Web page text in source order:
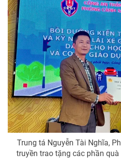
Theo dõi báo trên
Cơ quan chủ quản:Đài Truyền
Cơ quan báo chí: Thời báo VTV
Giấy phép hoạt động báo in và
cấp ngày 29/12/2023
Tổng Biên tập:Vũ Thanh Thủy
Phó Tổng Biên tập:Nguyễn Thị Mỹ
Nguyễn Trọng Ninh
Tổng đài VTV: 024.38 355 931 -
Trung tá Nguyễn Tài Nghĩa,
truyền trao tặng các phần